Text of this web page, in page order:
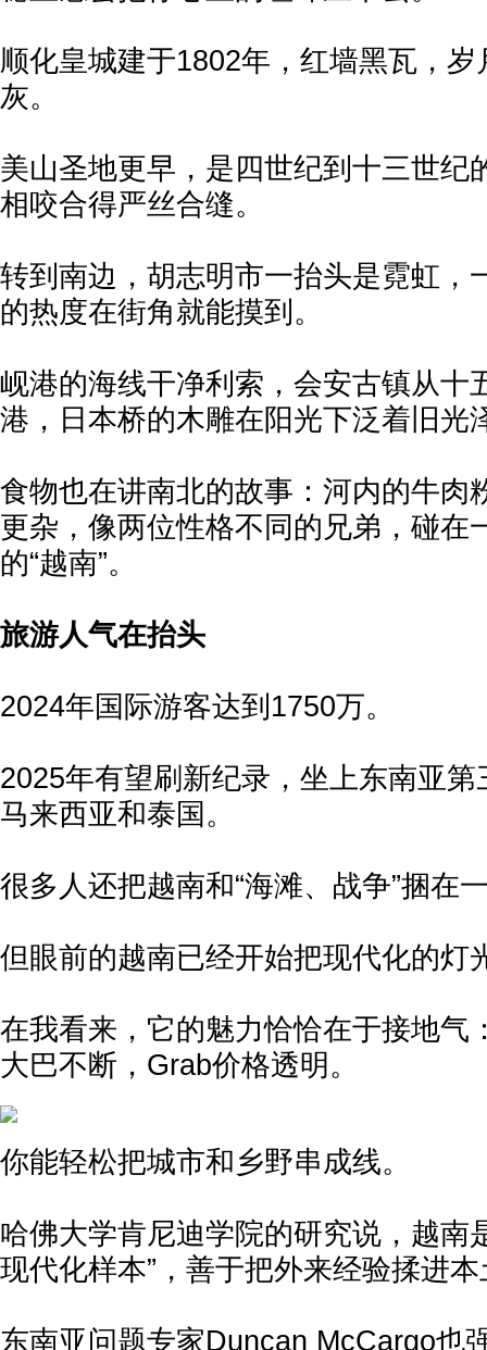
顺化皇城建于1802年，红墙黑瓦，
灰。
美山圣地更早，是四世纪到十三世纪
相咬合得严丝合缝。
转到南边，胡志明市一抬头是霓虹，
的热度在街角就能摸到。
岘港的海线干净利索，会安古镇从十
港，日本桥的木雕在阳光下泛着旧光
食物也在讲南北的故事：河内的牛肉
更杂，像两位性格不同的兄弟，碰在
的“越南”。
旅游人气在抬头
2024年国际游客达到1750万。
2025年有望刷新纪录，坐上东南亚
马来西亚和泰国。
很多人还把越南和“海滩、战争”捆在
但眼前的越南已经开始把现代化的灯
在我看来，它的魅力恰恰在于接地气
大巴不断，Grab价格透明。
你能轻松把城市和乡野串成线。
哈佛大学肯尼迪学院的研究说，越南
现代化样本”，善于把外来经验揉进
东南亚问题专家Duncan McCargo也